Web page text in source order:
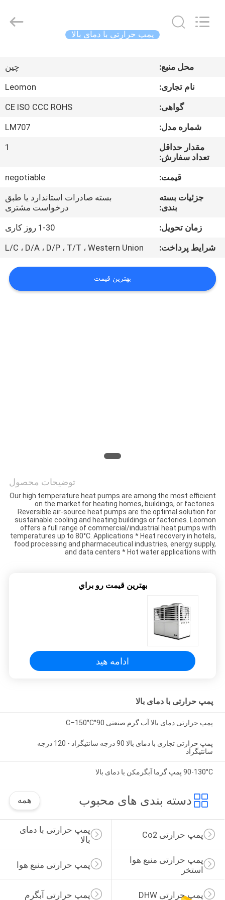
محصولات
درباره
بازدید
کارخانه
کنترل
کیفیت
نقشه
سایت
حریم
پمپ حرارتی با دمای بالا
محل منبع:
چین
نام تجاری:
Leomon
گواهی:
CE ISO CCC ROHS
شماره مدل:
LM707
مقدار حداقل
تعداد سفارش:
1
قیمت:
negotiable
جزئیات بسته
بندی:
بسته صادرات استاندارد یا طبق
درخواست مشتری
زمان تحویل:
1-30 روز کاری
شرایط پرداخت:
L/C ، D/A ، D/P ، T/T ، Western Union
بهترین قیمت
توضیحات محصول
Our high temperature heat pumps are among the most efficient
on the market for heating homes, buildings, or factories.
Reversible air-source heat pumps are the optimal solution for
sustainable cooling and heating buildings or factories. Leomon
offers a full range of commercial/industrial heat pumps with
temperatures up to 80°C. Applications * Heat recovery in hotels,
food processing and pharmaceutical industries, energy supply,
and data centers * Hot water applications with
بهترين قيمت رو براي
ادامه هید
پمپ حرارتی با دمای بالا
پمپ حرارتی دمای بالا آب گرم صنعتی 90°C–150°C
پمپ حرارتی تجاری با دمای بالا 90 درجه سانتیگراد - 120 درجه
سانتیگراد
90-130°C پمپ گرما آبگرمکن با دمای بالا
دسته بندی های محبوب همه
پمپ حرارتی با دمای
بالا
پمپ حرارتی Co2
پمپ حرارتی منبع هوا
پمپ حرارتی منبع هوا
استخر
پمپ حرارتی آبگرم پمپ حرارتی DHW